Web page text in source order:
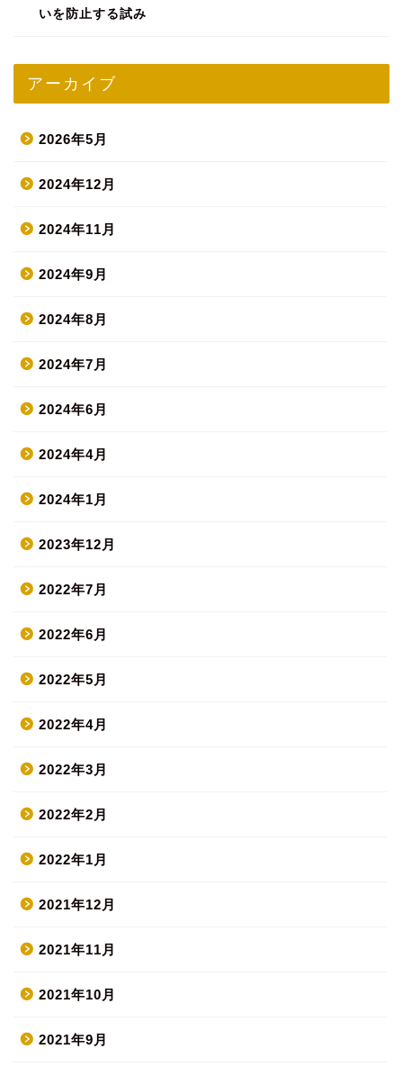
いを防止する試み
アーカイブ
2026年5月
2024年12月
2024年11月
2024年9月
2024年8月
2024年7月
2024年6月
2024年4月
2024年1月
2023年12月
2022年7月
2022年6月
2022年5月
2022年4月
2022年3月
2022年2月
2022年1月
2021年12月
2021年11月
2021年10月
2021年9月